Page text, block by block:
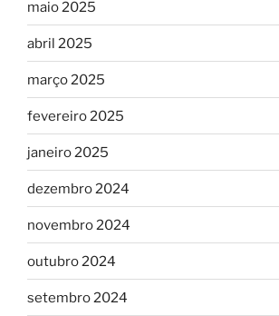
maio 2025
abril 2025
março 2025
fevereiro 2025
janeiro 2025
dezembro 2024
novembro 2024
outubro 2024
setembro 2024